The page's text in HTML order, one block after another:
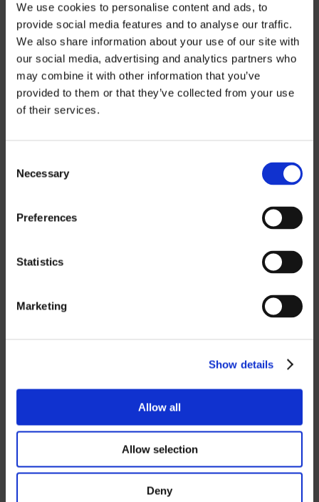
We use cookies to personalise content and ads, to
provide social media features and to analyse our traffic.
We also share information about your use of our site with
our social media, advertising and analytics partners who
may combine it with other information that you’ve
provided to them or that they’ve collected from your use
of their services.
Selection
Necessary
Preferences
Statistics
Marketing
Show details
Allow all
Allow selection
Deny
Om du vill ladda ned våra prislistor måste
du välja i vilken valuta du vill ha prislistan.
Stäng
Logga in